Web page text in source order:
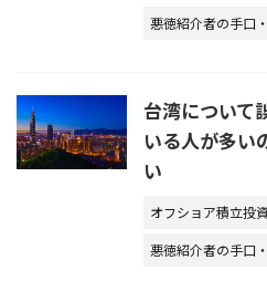
悪徳紹介者の手口
台湾について
いる人が多い
い
オフショア積立投
悪徳紹介者の手口